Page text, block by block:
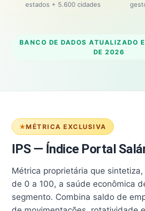
estados + 5.600 cidades
BANCO DE DADOS ATUALIZADO
DE 2026
MÉTRICA EXCLUSIVA
IPS — Índice Portal
Métrica proprietária que
de 0 a 100, a saúde econômica
segmento. Combina saldo de